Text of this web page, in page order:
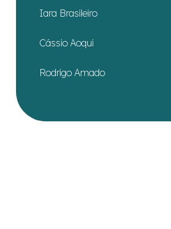
Iara Brasileiro
Cássio Aoqui
Rodrigo Amado